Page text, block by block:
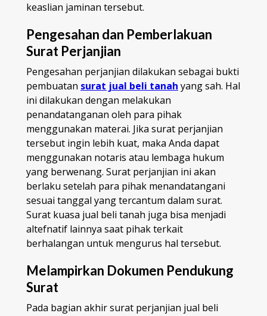
keaslian jaminan tersebut.
Pengesahan dan Pemberlakuan
Surat Perjanjian
Pengesahan perjanjian dilakukan sebagai bukti
pembuatan surat jual beli tanah yang sah. Hal
ini dilakukan dengan melakukan
penandatanganan oleh para pihak
menggunakan materai. Jika surat perjanjian
tersebut ingin lebih kuat, maka Anda dapat
menggunakan notaris atau lembaga hukum
yang berwenang. Surat perjanjian ini akan
berlaku setelah para pihak menandatangani
sesuai tanggal yang tercantum dalam surat.
Surat kuasa jual beli tanah juga bisa menjadi
altefnatif lainnya saat pihak terkait
berhalangan untuk mengurus hal tersebut.
Melampirkan Dokumen Pendukung
Surat
Pada bagian akhir surat perjanjian jual beli